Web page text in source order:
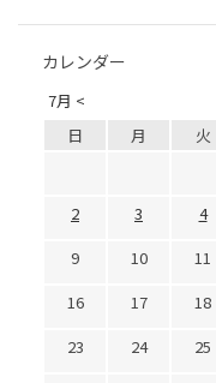
カレンダー
7月 <
日 月 火
2
3 4
9
10 11
16
17 18
23
24 25